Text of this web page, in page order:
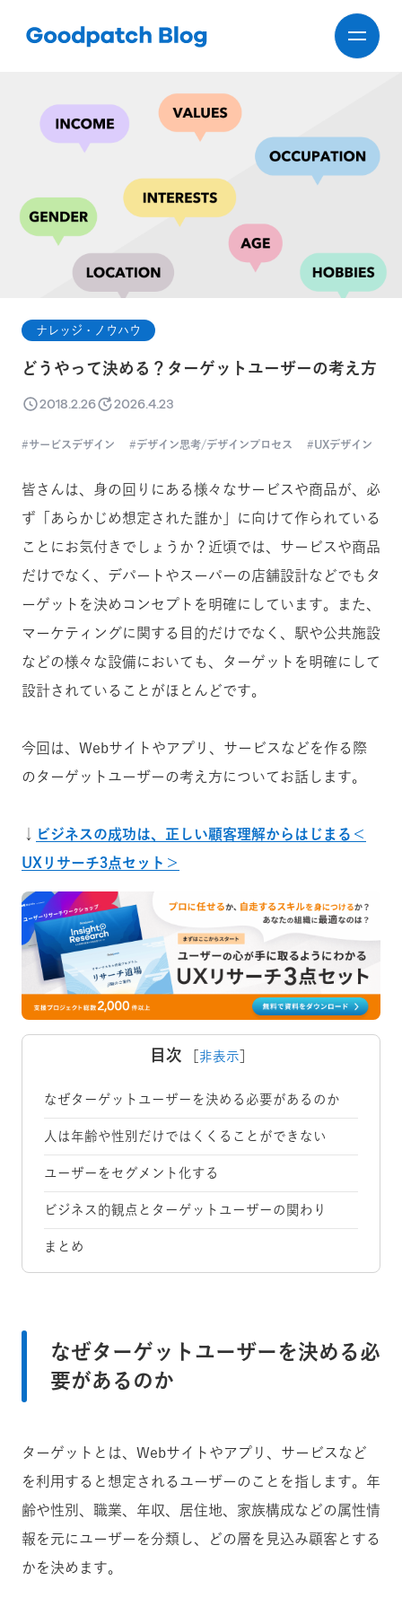
ナレッジ・ノウハウ
どうやって決める？ターゲットユーザーの考え方
2018.2.26 2026.4.23
サービスデザイン デザイン思考/デザインプロセス UXデザイン
皆さんは、身の回りにある様々なサービスや商品が、必
ず「あらかじめ想定された誰か」に向けて作られている
ことにお気付きでしょうか？近頃では、サービスや商品
だけでなく、デパートやスーパーの店舗設計などでもタ
ーゲットを決めコンセプトを明確にしています。また、
マーケティングに関する目的だけでなく、駅や公共施設
などの様々な設備においても、ターゲットを明確にして
設計されていることがほとんどです。
今回は、Webサイトやアプリ、サービスなどを作る際
のターゲットユーザーの考え方についてお話します。
ビジネスの成功は、正しい顧客理解からはじまる＜
UXリサーチ3点セット＞
目次 非表示
なぜターゲットユーザーを決める必要があるのか
人は年齢や性別だけではくくることができない
ユーザーをセグメント化する
ビジネス的観点とターゲットユーザーの関わり
まとめ
なぜターゲットユーザーを決める必
要があるのか
ターゲットとは、Webサイトやアプリ、サービスなど
を利用すると想定されるユーザーのことを指します。年
齢や性別、職業、年収、居住地、家族構成などの属性情
報を元にユーザーを分類し、どの層を見込み顧客とする
かを決めます。